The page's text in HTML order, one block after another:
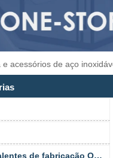
e acessórios de aço
Peças sobressalentes de fabricação OEM